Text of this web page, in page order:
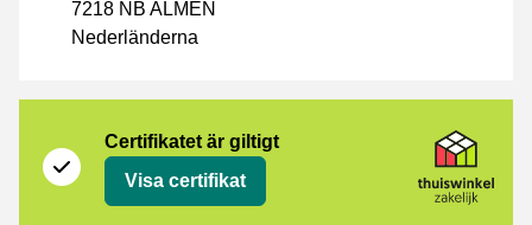
7218 NB ALMEN
Nederländerna
Certifikatet är giltigt
Visa certifikat